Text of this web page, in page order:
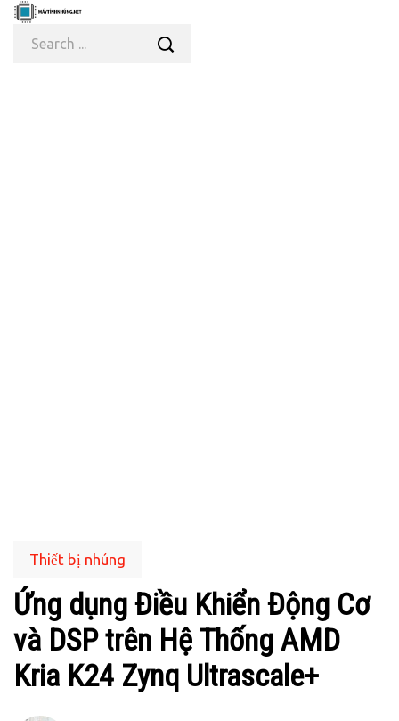
Thiết bị nhúng
Ứng dụng Điều Khiển Động Cơ
và DSP trên Hệ Thống AMD
Kria K24 Zynq Ultrascale+